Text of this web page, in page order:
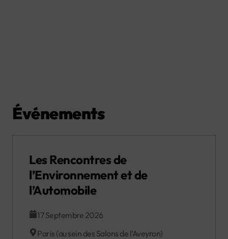
Événements
Les Rencontres de
l’Environnement et de
l’Automobile
17 Septembre 2026
Paris (au sein des Salons de l’Aveyron)